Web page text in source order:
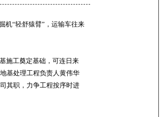
机“轻舒猿臂”，运输车往来
施工奠定基础，可连日来
基处理工程负责人黄伟华
其职，力争工程按序时进